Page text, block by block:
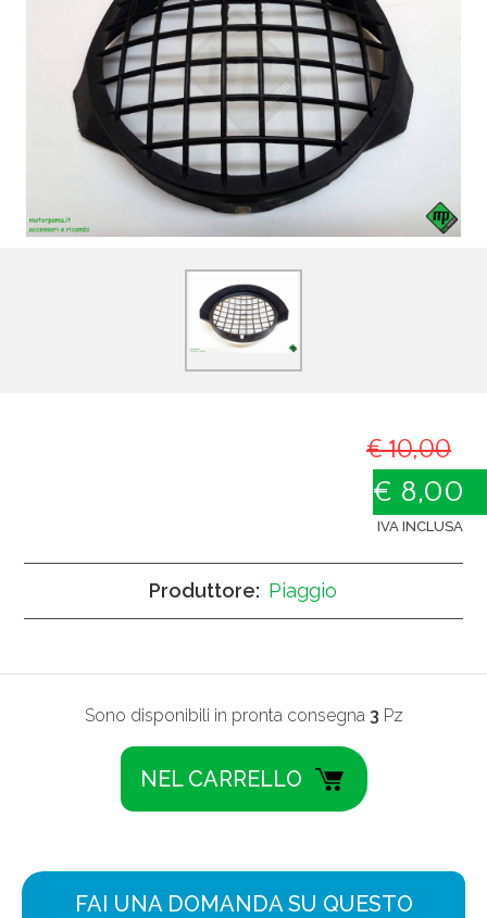
€ 10,00
€ 8,00
IVA INCLUSA
Produttore: Piaggio
Sono disponibili in pronta consegna 3 Pz
FAI UNA DOMANDA SU QUESTO